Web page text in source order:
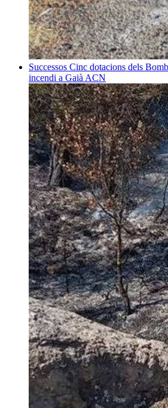
Successos Cinc dotacions dels
incendi a Gaià ACN